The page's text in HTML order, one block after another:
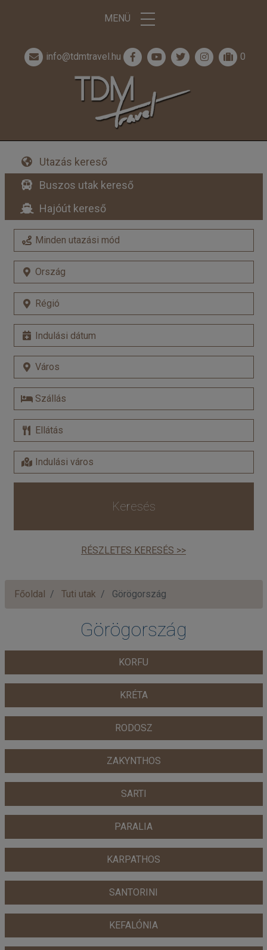
MENÜ
info@tdmtravel.hu 0
Utazás kereső
Buszos utak kereső
Hajóút kereső
Keresés
RÉSZLETES KERESÉS >>
Főoldal Tuti utak Görögország
Görögország
KORFU
KRÉTA
RODOSZ
ZAKYNTHOS
SARTI
PARALIA
KARPATHOS
SANTORINI
KEFALÓNIA